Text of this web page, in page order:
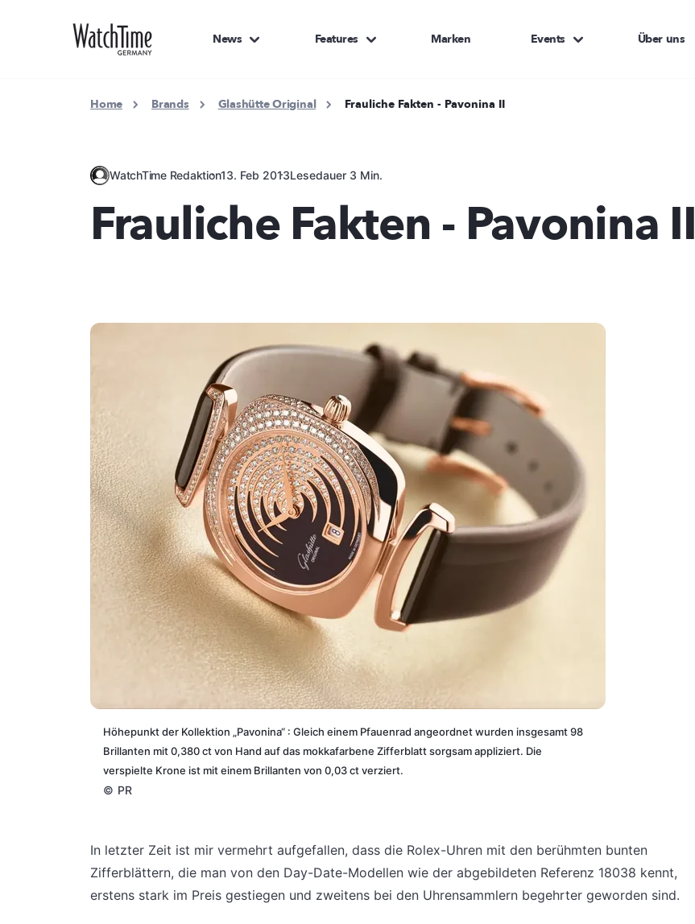
News Features Marken Events Über uns
Home Brands Glashütte Original Frauliche Fakten - Pavonina II
WatchTime Redaktion13. Feb 2013Lesedauer 3 Min.
Frauliche Fakten - Pavonina II
Höhepunkt der Kollektion „Pavonina“ : Gleich einem Pfauenrad angeordnet wurden insgesamt 98
Brillanten mit 0,380 ct von Hand auf das mokkafarbene Zifferblatt sorgsam appliziert. Die
verspielte Krone ist mit einem Brillanten von 0,03 ct verziert.
© PR
In letzter Zeit ist mir vermehrt aufgefallen, dass die Rolex-Uhren mit den berühmten bunten
Zifferblättern, die man von den Day-Date-Modellen wie der abgebildeten Referenz 18038 kennt,
erstens stark im Preis gestiegen und zweitens bei den Uhrensammlern begehrter geworden sind.